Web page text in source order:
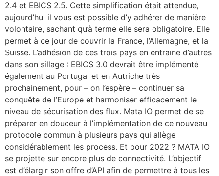
2.4 et EBICS 2.5. Cette simplification était attendue,
aujourd’hui il vous est possible d’y adhérer de manière
volontaire, sachant qu’à terme elle sera obligatoire. Elle
permet à ce jour de couvrir la France, l’Allemagne, et la
Suisse. L’adhésion de ces trois pays en entraine d’autres
dans son sillage : EBICS 3.0 devrait être implémenté
également au Portugal et en Autriche très
prochainement, pour – on l’espère – continuer sa
conquête de l’Europe et harmoniser efficacement le
niveau de sécurisation des flux. Mata IO permet de se
préparer en douceur à l’implémentation de ce nouveau
protocole commun à plusieurs pays qui allège
considérablement les process. Et pour 2022 ? MATA IO
se projette sur encore plus de connectivité. L’objectif
est d’élargir son offre d’API afin de permettre à tous les